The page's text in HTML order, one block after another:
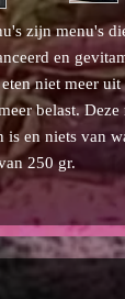
zijn menu's
en
niet meer
belast.
en niets van
250 gr.